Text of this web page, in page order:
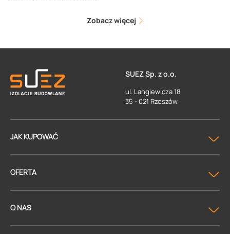
Zobacz więcej
SUEZ Sp. z o.o.
ul. Langiewicza 18
35 - 021 Rzeszów
JAK KUPOWAĆ
OFERTA
O NAS